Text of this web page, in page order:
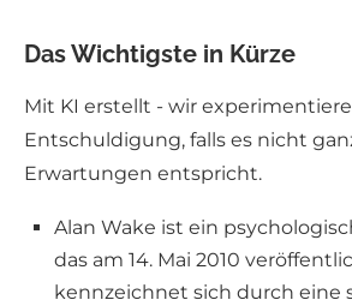
Das Wichtigste in Kürze
Mit KI erstellt - wir
Entschuldigung, falls es nicht
Erwartungen entspricht.
Alan Wake ist ein
das am 14. Mai 2010
kennzeichnet sich durch eine